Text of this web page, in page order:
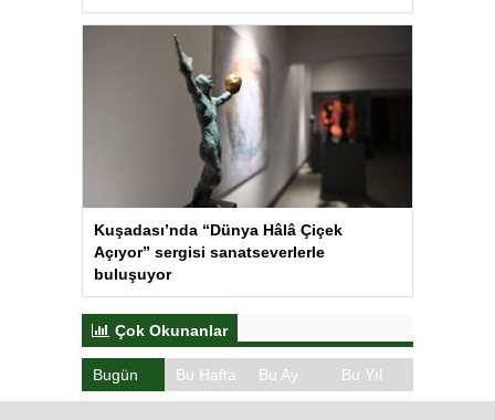
Kuşadası’nda “Dünya Hâlâ Çiçek
Açıyor” sergisi sanatseverlerle
buluşuyor
Çok Okunanlar
Bugün Bu Hafta Bu Ay Bu Yıl